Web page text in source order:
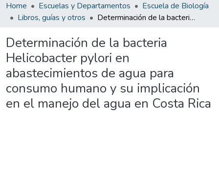
Home Escuelas y Departamentos
Escuela de Biología
Libros, guías y otros
Determinación de la bacteria Helicobacter pylori en abastecimientos de agua para consumo humano y su implicación en el manejo del agua en Costa Rica
Determinación de la bacteria
Helicobacter pylori en
abastecimientos de agua para
consumo humano y su implicación
en el manejo del agua en Costa Rica